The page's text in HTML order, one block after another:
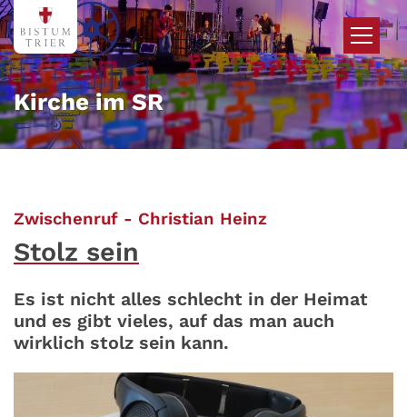
Zum Inhalt springen
Kirche im SR
Zwischenruf - Christian Heinz
Stolz sein
Es ist nicht alles schlecht in der Heimat
und es gibt vieles, auf das man auch
wirklich stolz sein kann.